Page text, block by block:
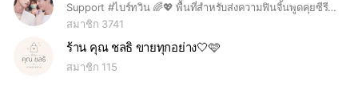
Support #ไบร์ทวิน 🌈💖 พื้นที่สำหรับส่งความฟินจิ้นพูดคุยซีรีส์ #เพราะเราคู่กัน #คั่นกู #ยังคั่นกู #ทีมสารวัตร #ทีมไทน์ พร้อมอัพเดทตารางงาน + ผลงานต่าง ๆ ทุกวัน ⚘
สมาชิก 3741
ร้าน คุณ ชลธิ ขายทุกอย่าง🤍🩷
สมาชิก 115